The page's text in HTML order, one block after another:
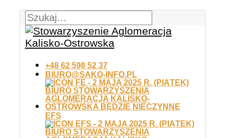
+48 62 598 52 37
BIURO@SAKO-INFO.PL
EFS